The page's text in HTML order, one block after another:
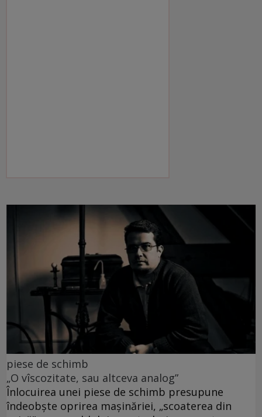
piese de schimb
„O vîscozitate, sau altceva analog”
Înlocuirea unei piese de schimb presupune
îndeobște oprirea mașinăriei, „scoaterea din